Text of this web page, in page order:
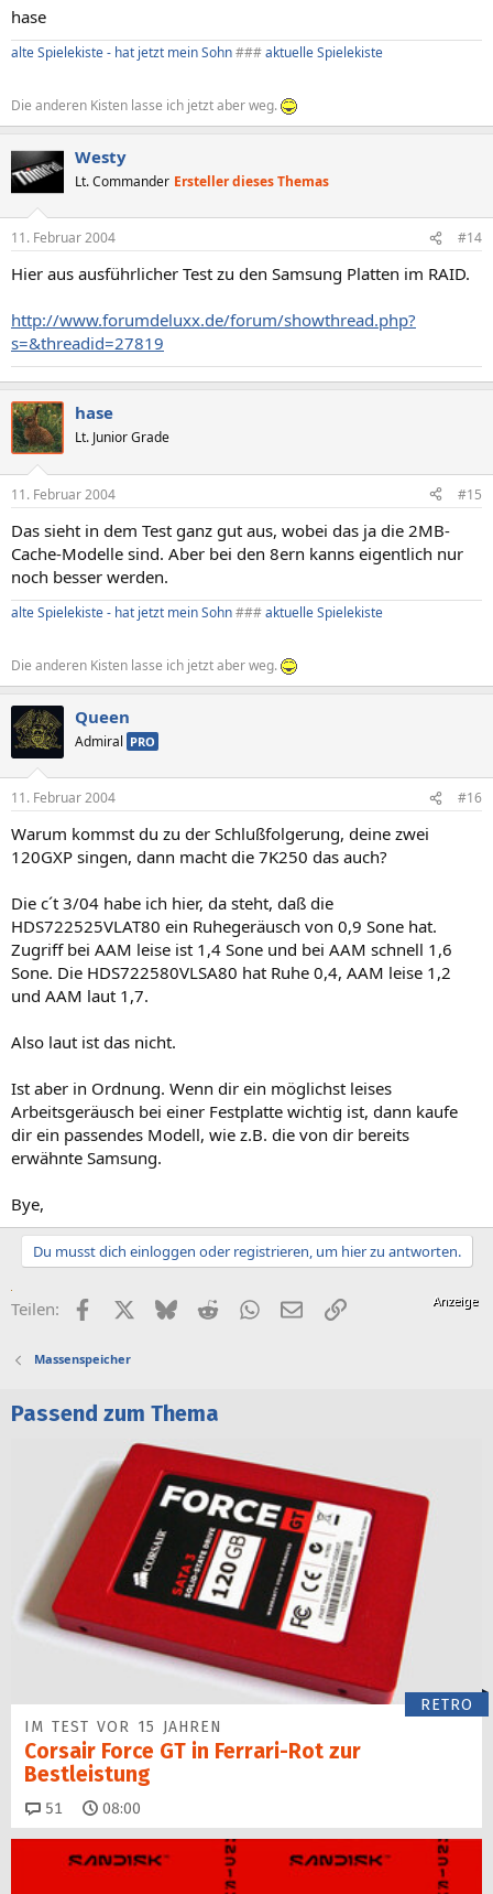
hase
alte Spielekiste - hat jetzt mein Sohn###aktuelle Spielekiste
Die anderen Kisten lasse ich jetzt aber weg.
Westy
Lt. Commander Ersteller dieses Themas
11. Februar 2004 #14
Hier aus ausführlicher Test zu den Samsung Platten im RAID.
http://www.forumdeluxx.de/forum/showthread.php?
s=&threadid=27819
hase
Lt. Junior Grade
11. Februar 2004 #15
Das sieht in dem Test ganz gut aus, wobei das ja die 2MB-
Cache-Modelle sind. Aber bei den 8ern kanns eigentlich nur
noch besser werden.
alte Spielekiste - hat jetzt mein Sohn###aktuelle Spielekiste
Die anderen Kisten lasse ich jetzt aber weg.
Queen
Admiral PRO
11. Februar 2004 #16
Warum kommst du zu der Schlußfolgerung, deine zwei
120GXP singen, dann macht die 7K250 das auch?
Die c´t 3/04 habe ich hier, da steht, daß die
HDS722525VLAT80 ein Ruhegeräusch von 0,9 Sone hat.
Zugriff bei AAM leise ist 1,4 Sone und bei AAM schnell 1,6
Sone. Die HDS722580VLSA80 hat Ruhe 0,4, AAM leise 1,2
und AAM laut 1,7.
Also laut ist das nicht.
Ist aber in Ordnung. Wenn dir ein möglichst leises
Arbeitsgeräusch bei einer Festplatte wichtig ist, dann kaufe
dir ein passendes Modell, wie z.B. die von dir bereits
erwähnte Samsung.
Bye,
Du musst dich einloggen oder registrieren, um hier zu antworten.
Teilen: FacebookX (Twitter)
BlueskyRedditWhatsApp
E-MailLink
Massenspeicher
Passend zum Thema
RETRO
IM TEST VOR 15 JAHREN
Corsair Force GT in Ferrari-Rot zur
Bestleistung
51 Kommentare
08:00